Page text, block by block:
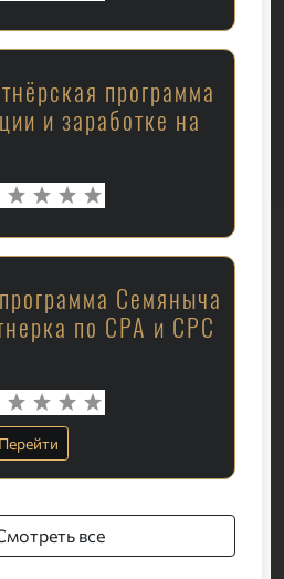
программа
и заработке на
Семяныча
по CPA и CPC
Перейти
все